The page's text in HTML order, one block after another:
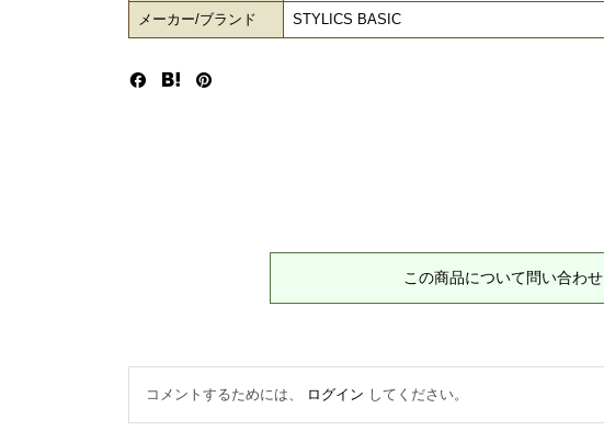
メーカー/ブランド STYLICS BASIC
この商品について問い合わせ
コメントするためには、 ログイン してください。